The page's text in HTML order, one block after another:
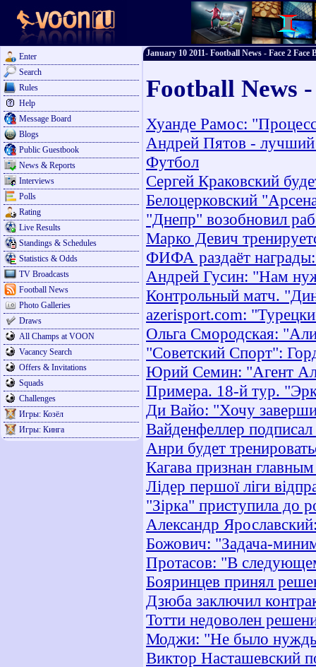
Enter
Search
Rules
Help
Message Board
Blogs
Public Guestbook
News & Reports
Interviews
Polls
Rating
Live Results
Standings & Schedules
Statistics & Odds
TV Broadcasts
Football News
Photo Galleries
Draws
All Champs at VOON
Vacancy Search
Offers & Invitations
Squads
Challenges
Игры: Козёл
Игры: Кинга
January 10 2011- Football News - Face 2 Face
Football News
Хуанде Рамос:
Андрей Пятов - лучший
Футбол
Сергей Краковский
Белоцерковский
"Днепр" возобновил
Марко Девич
ФИФА раздаёт
Андрей Гусин: "Нам
Контрольный матч.
azerisport.com:
Ольга Смородская:
"Советский Спорт":
Юрий Семин: "Агент
Примера. 18-й тур.
Ди Вайо: "Хочу
Вайденфеллер
Анри будет
Кагава признан
Лідер першої ліги
"Зірка" приступила до
Александр
Божович: "Задача-
Протасов: "В
Бояринцев принял
Дзюба заключил
Тотти недоволен
Моджи: "Не было
Виктор Насташевский